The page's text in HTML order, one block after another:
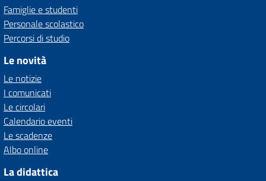
Famiglie e studenti
Personale scolastico
Percorsi di studio
Le novità
Le notizie
I comunicati
Le circolari
Calendario eventi
Le scadenze
Albo online
La didattica